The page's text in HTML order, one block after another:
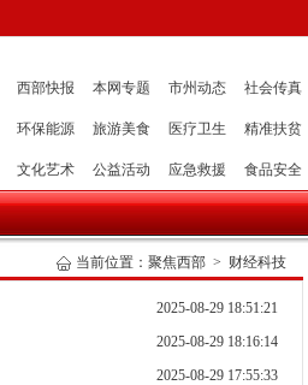
西部快报 本网专题 市州动态 社会传真
环保能源 旅游美食 医疗卫生 精准扶贫
文化艺术 公益活动 应急救援 食品安全
当前位置： 聚焦西部> 财经科技
2025-08-29 18:51:21
2025-08-29 18:16:14
2025-08-29 17:55:33